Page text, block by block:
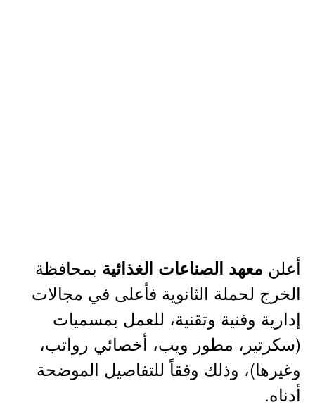
أعلن معهد الصناعات الغذائية بمحافظة
الخرج لحملة الثانوية فأعلى في مجالات
إدارية وفنية وتقنية، للعمل بمسميات
(سكرتير، مطور ويب، أخصائي رواتب،
وغيرها)، وذلك وفقاً للتفاصيل الموضحة
أدناه.